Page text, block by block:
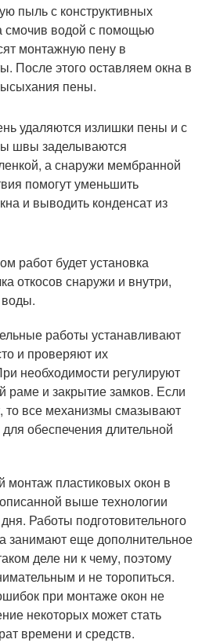
пыль с конструктивных
смочив водой с помощью
монтажную пену в
После этого оставляем окна в
пены.
удаляются излишки пены и с
швы заделываются
а снаружи мембранной
помогут уменьшить
и выводить конденсат из
работ будет установка
откосов снаружи и внутри,
воды.
работы устанавливают
и проверяют их
необходимости регулируют
раме и закрытие замков. Если
то все механизмы смазывают
обеспечения длительной
монтаж пластиковых окон в
выше технологии
Работы подготовительного
занимают еще дополнительное
деле ни к чему, поэтому
и не торопиться.
при монтаже окон не
некоторых может стать
времени и средств.